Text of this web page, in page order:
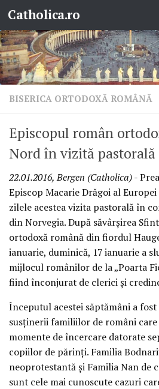
Skip to content
Catholica.ro
BISERICA ORTODOXĂ ROMÂNĂ
Episcopul român
Nord în vizită
22.01.2016, Bergen (Catholica)-
Episcop Macarie Drăgoi al
zilele acestea vizita pastorală în
din Norvegia. După săvârșirea
ortodoxă română din fiordul
ianuarie, duminică, 17 ianuarie a
mijlocul românilor de la „Poarta
fiind înconjurat de clerici și
Începutul acestei săptămâni a
susținerii familiilor de români
momente de încercare datorate
copiilor de părinți. Familia
neoprotestantă și Familia Nan de
sunt cele mai cunoscute cazuri